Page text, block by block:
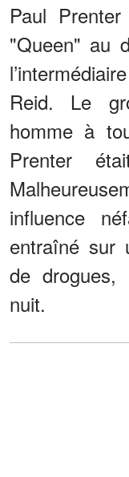
Paul
"Queen" au
Reid. Le
homme à
Prenter
influence
entraîné sur
de
nuit.